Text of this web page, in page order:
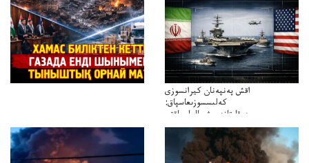
اقش پەنپەنان كيرانسوزى
كەلىسسوزىعاسپاق:
دوقايتازدەسۋىجالعاسپاقتى
باسەڭدەتدوحا؟
كەزدەسۋىشيەلەنىستىباسەڭدەتەمە؟